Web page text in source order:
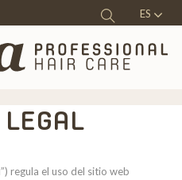
ES
regula el uso del sitio web